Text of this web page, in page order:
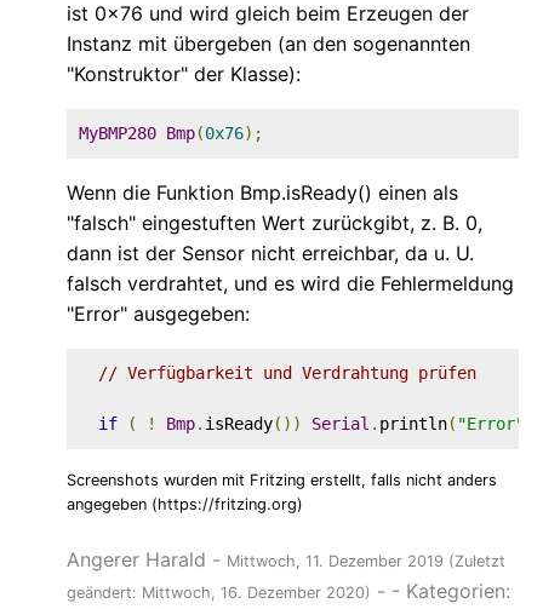
ist 0x76 und wird gleich beim Erzeugen der
Instanz mit übergeben (an den sogenannten
"Konstruktor" der Klasse):
MyBMP280 Bmp(0x76);
Wenn die Funktion Bmp.isReady() einen als
"falsch" eingestuften Wert zurückgibt, z. B. 0,
dann ist der Sensor nicht erreichbar, da u. U.
falsch verdrahtet, und es wird die Fehlermeldung
"Error" ausgegeben:
// Verfügbarkeit und Verdrahtung prüfen
if ( ! Bmp. isReady()) Serial . println( "Error"
Screenshots wurden mit Fritzing erstellt, falls nicht anders
angegeben (https://fritzing.org)
Angerer Harald - Mittwoch, 11. Dezember 2019 (Zuletzt
geändert: Mittwoch, 16. Dezember 2020) - - Kategorien: